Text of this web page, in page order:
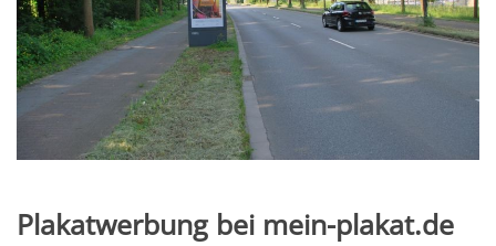
Plakatwerbung bei mein-plakat.de